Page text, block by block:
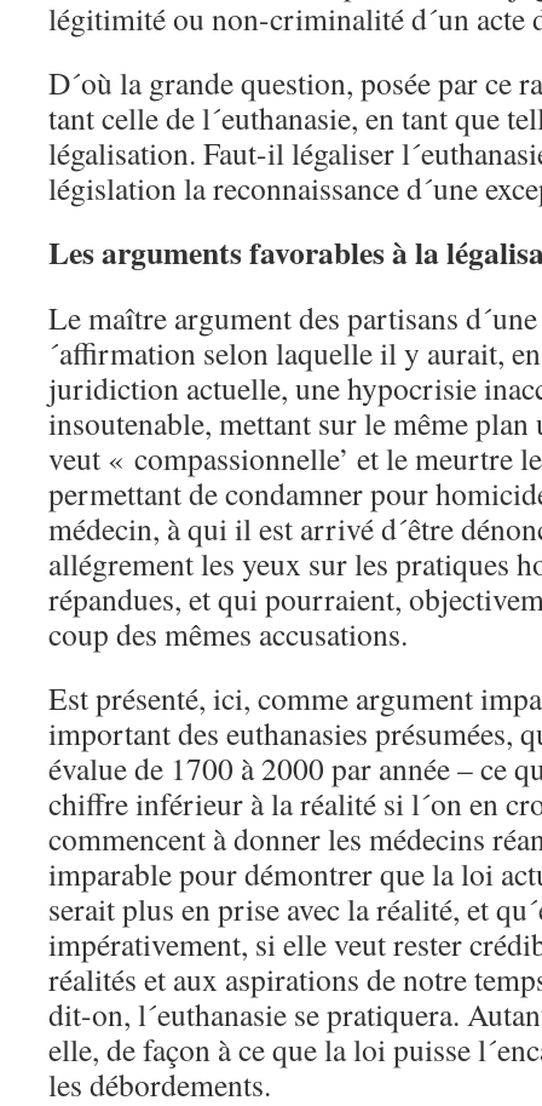
légitimité ou non-criminalité d´un acte
D´où la grande question, posée par ce
tant celle de l´euthanasie, en tant que
légalisation. Faut-il légaliser
législation la reconnaissance d´une
Les arguments favorables à la
Le maître argument des partisans
´affirmation selon laquelle il y aurait,
juridiction actuelle, une hypocrisie
insoutenable, mettant sur le même plan
veut « compassionnelle’ et le meurtre
permettant de condamner pour
médecin, à qui il est arrivé d´être
allégrement les yeux sur les pratiques
répandues, et qui pourraient,
coup des mêmes accusations.
Est présenté, ici, comme argument
important des euthanasies présumées,
évalue de 1700 à 2000 par année – ce
chiffre inférieur à la réalité si l´on en
commencent à donner les médecins
imparable pour démontrer que la loi
serait plus en prise avec la réalité, et
impérativement, si elle veut rester
réalités et aux aspirations de notre
dit-on, l´euthanasie se pratiquera.
elle, de façon à ce que la loi puisse
les débordements.